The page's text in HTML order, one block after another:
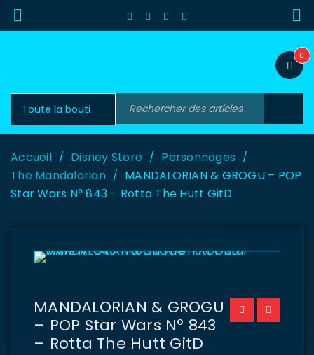
0
Accueil / Disney Store / Personnages /
The Mandalorian / MANDALORIAN & GROGU – POP
Star Wars N° 843 – Rotta The Hutt GitD
MANDALORIAN & GROGU
– POP Star Wars N° 843
– Rotta The Hutt GitD